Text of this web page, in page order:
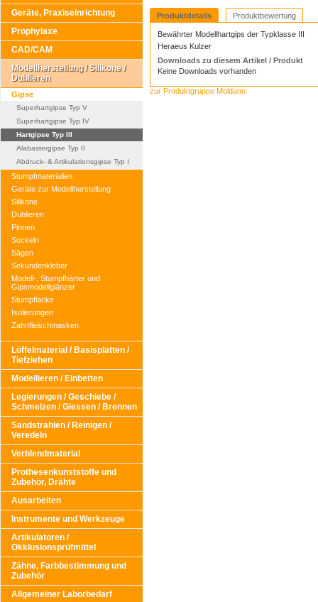
Geräte, Praxiseinrichtung
Prophylaxe
CAD/CAM
Modellherstellung / Silikone /
Dublieren
Gipse
Superhartgipse Typ V
Superhartgipse Typ IV
Hartgipse Typ III
Alabastergipse Typ II
Abdruck- & Artikulationsgipse Typ I
Stumpfmaterialien
Geräte zur Modellherstellung
Silikone
Dublieren
Pinnen
Sockeln
Sägen
Sekundenkleber
Modell-, Stumpfhärter und
Gipsmodellglänzer
Stumpflacke
Isolierungen
Zahnfleischmasken
Löffelmaterial / Basisplatten /
Tiefziehen
Modellieren / Einbetten
Legierungen / Geschiebe /
Schmelzen / Giessen / Brennen
Sandstrahlen / Reinigen /
Veredeln
Verblendmaterial
Prothesenkunststoffe und
Zubehör, Drähte
Ausarbeiten
Instrumente und Werkzeuge
Artikulatoren /
Okklusionsprüfmittel
Zähne, Farbbestimmung und
Zubehör
Allgemeiner Laborbedarf
Produktdetails Produktbewertung
Bewährter Modellhartgips der Typklasse III
Heraeus Kulzer
Downloads zu diesem Artikel / Produkt
Keine Downloads vorhanden
zur Produktgruppe Moldano